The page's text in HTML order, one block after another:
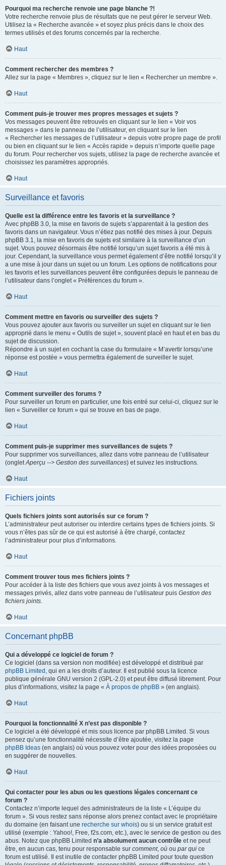
Pourquoi ma recherche renvoie une page blanche ?!
Votre recherche renvoie plus de résultats que ne peut gérer le serveur Web.
Utilisez la « Recherche avancée » et soyez plus précis dans le choix des
termes utilisés et des forums concernés par la recherche.
Haut
Comment rechercher des membres ?
Allez sur la page « Membres », cliquez sur le lien « Rechercher un membre ».
Haut
Comment puis-je trouver mes propres messages et sujets ?
Vos messages peuvent être retrouvés en cliquant sur le lien « Voir vos
messages » dans le panneau de l’utilisateur, en cliquant sur le lien
« Rechercher les messages de l’utilisateur » depuis votre propre page de profil
ou bien en cliquant sur le lien « Accès rapide » depuis n’importe quelle page
du forum. Pour rechercher vos sujets, utilisez la page de recherche avancée et
choisissez les paramètres appropriés.
Haut
Surveillance et favoris
Quelle est la différence entre les favoris et la surveillance ?
Avec phpBB 3.0, la mise en favoris de sujets s’apparentait à la gestion des
favoris dans un navigateur. Vous n’étiez pas notifié des mises à jour. Depuis
phpBB 3.1, la mise en favoris de sujets est similaire à la surveillance d’un
sujet. Vous pouvez désormais être notifié lorsqu’un sujet favoris a été mis à
jour. Cependant, la surveillance vous permet également d’être notifié lorsqu’il y
a une mise à jour dans un sujet ou un forum. Les options de notifications pour
les favoris et les surveillances peuvent être configurées depuis le panneau de
l’utilisateur dans l’onglet « Préférences du forum ».
Haut
Comment mettre en favoris ou surveiller des sujets ?
Vous pouvez ajouter aux favoris ou surveiller un sujet en cliquant sur le lien
approprié dans le menu « Outils de sujet », souvent placé en haut et en bas du
sujet de discussion.
Répondre à un sujet en cochant la case du formulaire « M’avertir lorsqu’une
réponse est postée » vous permettra également de surveiller le sujet.
Haut
Comment surveiller des forums ?
Pour surveiller un forum en particulier, une fois entré sur celui-ci, cliquez sur le
lien « Surveiller ce forum » qui se trouve en bas de page.
Haut
Comment puis-je supprimer mes surveillances de sujets ?
Pour supprimer vos surveillances, allez dans votre panneau de l’utilisateur
(ongletAperçu --> Gestion des surveillances) et suivez les instructions.
Haut
Fichiers joints
Quels fichiers joints sont autorisés sur ce forum ?
L’administrateur peut autoriser ou interdire certains types de fichiers joints. Si
vous n’êtes pas sûr de ce qui est autorisé à être chargé, contactez
l’administrateur pour plus d’informations.
Haut
Comment trouver tous mes fichiers joints ?
Pour accéder à la liste des fichiers que vous avez joints à vos messages et
messages privés, allez dans votre panneau de l’utilisateur puis Gestion des
fichiers joints.
Haut
Concernant phpBB
Qui a développé ce logiciel de forum ?
Ce logiciel (dans sa version non modifiée) est développé et distribué par
phpBB Limited , qui en a les droits d’auteur. Il est publié sous la licence
publique générale GNU version 2 (GPL-2.0) et peut être diffusé librement. Pour
plus d’informations, visitez la page « À propos de phpBB » (en anglais).
Haut
Pourquoi la fonctionnalité X n’est pas disponible ?
Ce logiciel a été développé et mis sous licence par phpBB Limited. Si vous
pensez qu’une fonctionnalité nécessite d’être ajoutée, visitez la page
phpBB Ideas (en anglais) où vous pouvez voter pour des idées proposées ou
en suggérer de nouvelles.
Haut
Qui contacter pour les abus ou les questions légales concernant ce
forum ?
Contactez n’importe lequel des administrateurs de la liste « L’équipe du
forum ». Si vous restez sans réponse alors prenez contact avec le propriétaire
du domaine (en faisant une recherche sur whois) ou si un service gratuit est
utilisé (exemple : Yahoo!, Free, f2s.com, etc.), avec le service de gestion ou des
abus. Notez que phpBB Limited n’a absolument aucun contrôle et ne peut
être, en aucun cas, tenu pour responsable sur comment, où ou par qui ce
forum est utilisé. Il est inutile de contacter phpBB Limited pour toute question